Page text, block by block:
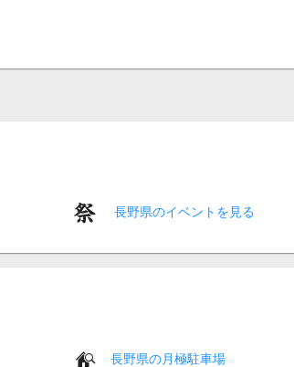
長野県のイベントを見る
長野県の月極駐車場